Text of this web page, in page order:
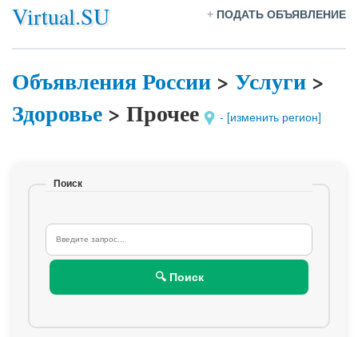
Virtual.SU + ПОДАТЬ ОБЪЯВЛЕНИЕ
Объявления России> Услуги>
Здоровье> Прочее - [изменить регион]
Поиск
🔍 Поиск